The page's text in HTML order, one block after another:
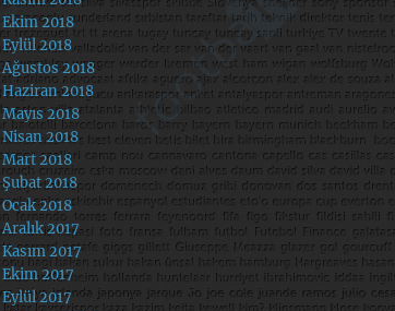
Ekim 2018
Eylül 2018
Ağustos 2018
Haziran 2018
Mayıs 2018
Nisan 2018
Mart 2018
Şubat 2018
Ocak 2018
Aralık 2017
Kasım 2017
Ekim 2017
Eylül 2017